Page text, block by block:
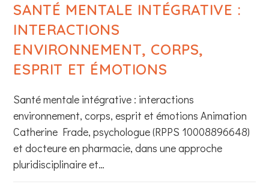
SANTÉ MENTALE INTÉGRATIVE :
INTERACTIONS
ENVIRONNEMENT, CORPS,
ESPRIT ET ÉMOTIONS
Santé mentale intégrative : interactions
environnement, corps, esprit et émotions Animation
Catherine Frade, psychologue (RPPS 10008896648)
et docteure en pharmacie, dans une approche
pluridisciplinaire et…